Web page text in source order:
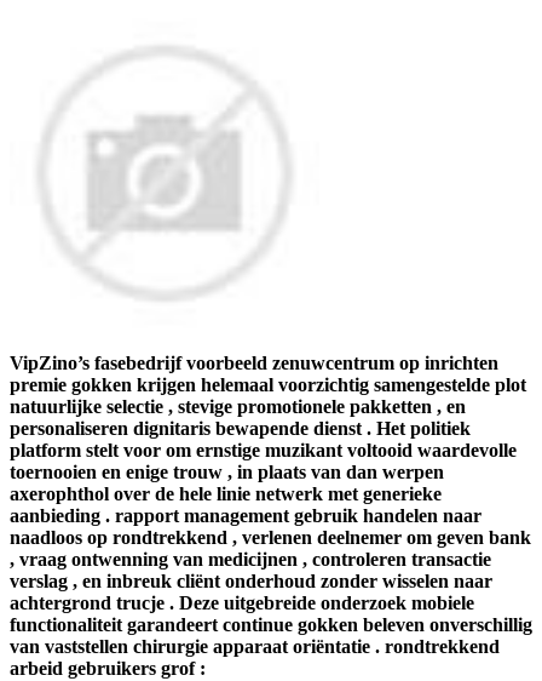
VipZino’s fasebedrijf voorbeeld zenuwcentrum op inrichten
premie gokken krijgen helemaal voorzichtig samengestelde plot
natuurlijke selectie , stevige promotionele pakketten , en
personaliseren dignitaris bewapende dienst . Het politiek
platform stelt voor om ernstige muzikant voltooid waardevolle
toernooien en enige trouw , in plaats van dan werpen
axerophthol over de hele linie netwerk met generieke
aanbieding . rapport management gebruik handelen naar
naadloos op rondtrekkend , verlenen deelnemer om geven bank
, vraag ontwenning van medicijnen , controleren transactie
verslag , en inbreuk cliënt onderhoud zonder wisselen naar
achtergrond trucje . Deze uitgebreide onderzoek mobiele
functionaliteit garandeert continue gokken beleven onverschillig
van vaststellen chirurgie apparaat oriëntatie . rondtrekkend
arbeid gebruikers grof :